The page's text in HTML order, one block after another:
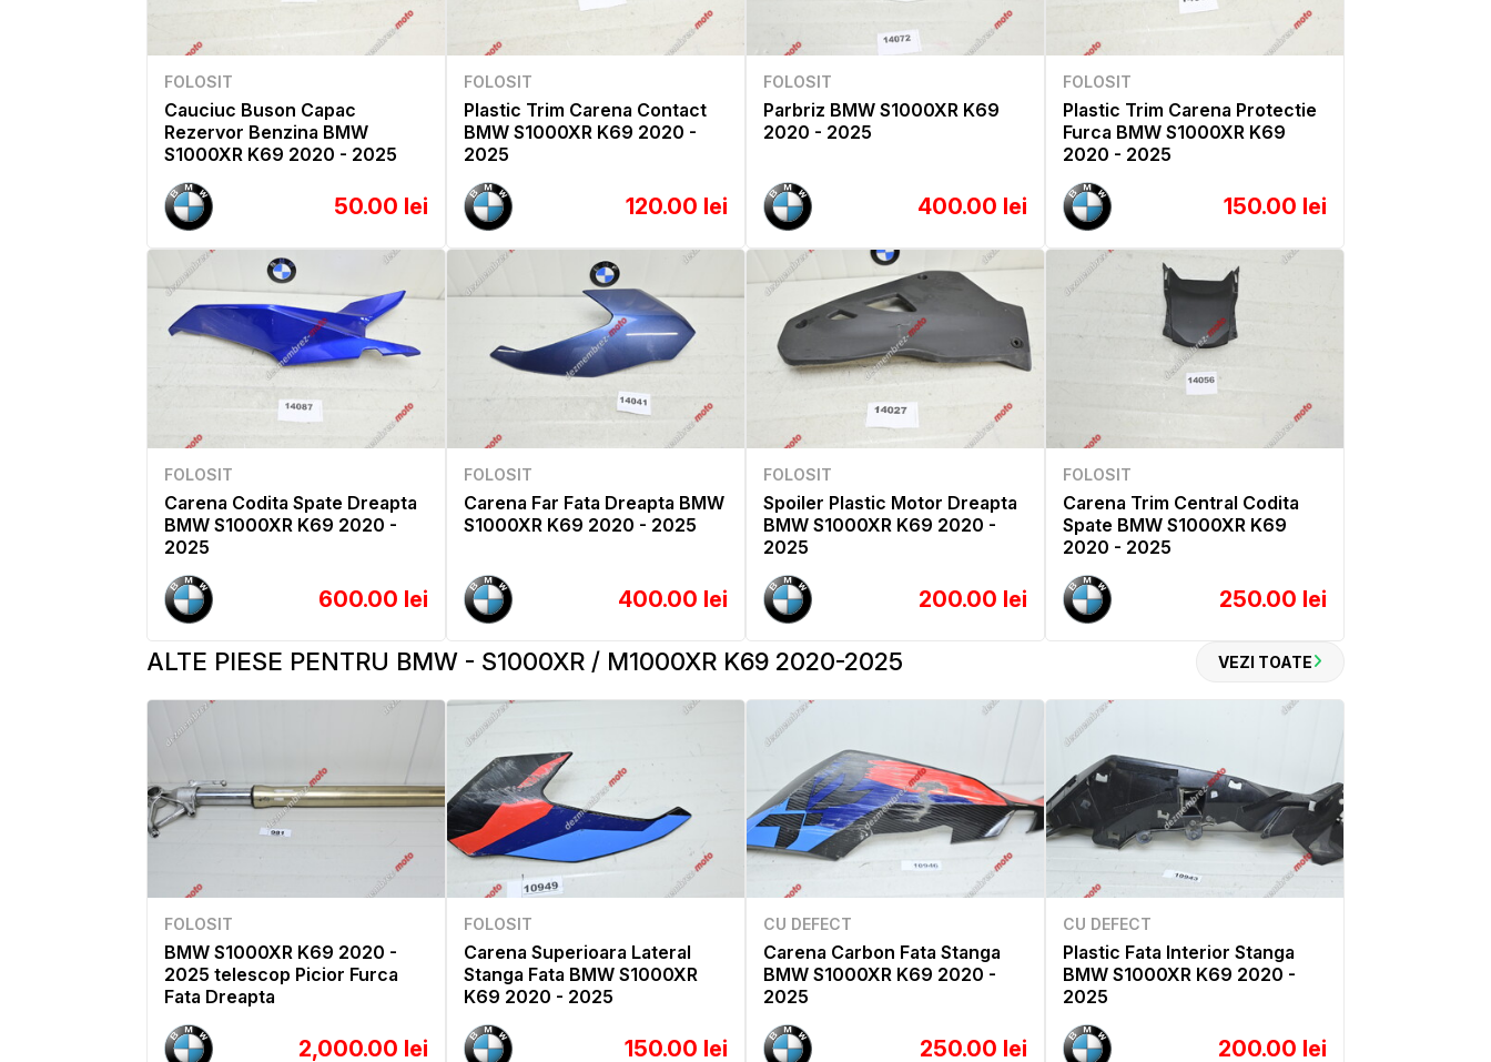
FOLOSIT
Cauciuc Buson Capac
Rezervor Benzina BMW
S1000XR K69 2020 - 2025
50.00 lei
FOLOSIT
Plastic Trim Carena Contact
BMW S1000XR K69 2020 -
2025
120.00 lei
FOLOSIT
Parbriz BMW S1000XR K69
2020 - 2025
400.00 lei
FOLOSIT
Plastic Trim Carena Protectie
Furca BMW S1000XR K69
2020 - 2025
150.00 lei
FOLOSIT
Carena Codita Spate Dreapta
BMW S1000XR K69 2020 -
2025
600.00 lei
FOLOSIT
Carena Far Fata Dreapta BMW
S1000XR K69 2020 - 2025
400.00 lei
FOLOSIT
Spoiler Plastic Motor Dreapta
BMW S1000XR K69 2020 -
2025
200.00 lei
FOLOSIT
Carena Trim Central Codita
Spate BMW S1000XR K69
2020 - 2025
250.00 lei
ALTE PIESE PENTRU BMW - S1000XR / M1000XR K69 2020-2025 VEZI TOATE
FOLOSIT
BMW S1000XR K69 2020 -
2025 telescop Picior Furca
Fata Dreapta
2,000.00 lei
FOLOSIT
Carena Superioara Lateral
Stanga Fata BMW S1000XR
K69 2020 - 2025
150.00 lei
CU DEFECT
Carena Carbon Fata Stanga
BMW S1000XR K69 2020 -
2025
250.00 lei
CU DEFECT
Plastic Fata Interior Stanga
BMW S1000XR K69 2020 -
2025
200.00 lei